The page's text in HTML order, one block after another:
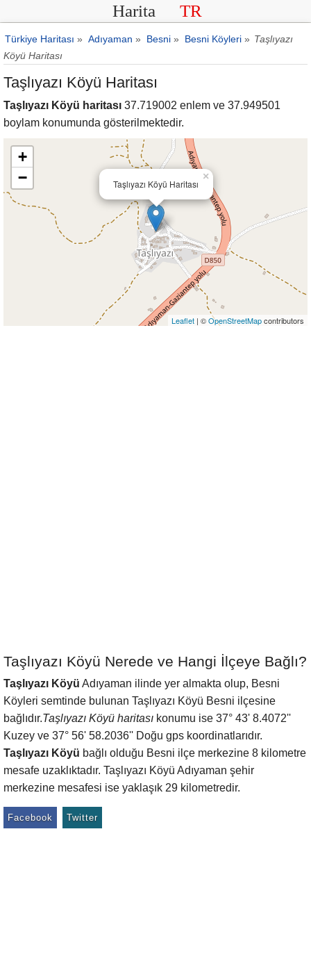
Harita TR
Türkiye Haritası » Adıyaman » Besni » Besni Köyleri » Taşlıyazı
Köyü Haritası
Taşlıyazı Köyü Haritası
Taşlıyazı Köyü haritası 37.719002 enlem ve 37.949501
boylam konumunda gösterilmektedir.
Taşlıyazı Köyü Haritası
×
+
−
Leaflet | ©OpenStreetMapcontributors
Taşlıyazı Köyü Nerede ve Hangi İlçeye Bağlı?
Taşlıyazı Köyü Adıyaman ilinde yer almakta olup, Besni
Köyleri semtinde bulunan Taşlıyazı Köyü Besni ilçesine
bağlıdır.Taşlıyazı Köyü haritası konumu ise 37° 43' 8.4072''
Kuzey ve 37° 56' 58.2036'' Doğu gps koordinatlarıdır.
Taşlıyazı Köyü bağlı olduğu Besni ilçe merkezine 8 kilometre
mesafe uzaklıktadır. Taşlıyazı Köyü Adıyaman şehir
merkezine mesafesi ise yaklaşık 29 kilometredir.
Facebook Twitter